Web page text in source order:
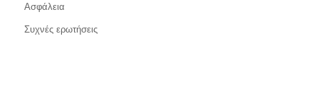
Ασφάλεια
Συχνές ερωτήσεις